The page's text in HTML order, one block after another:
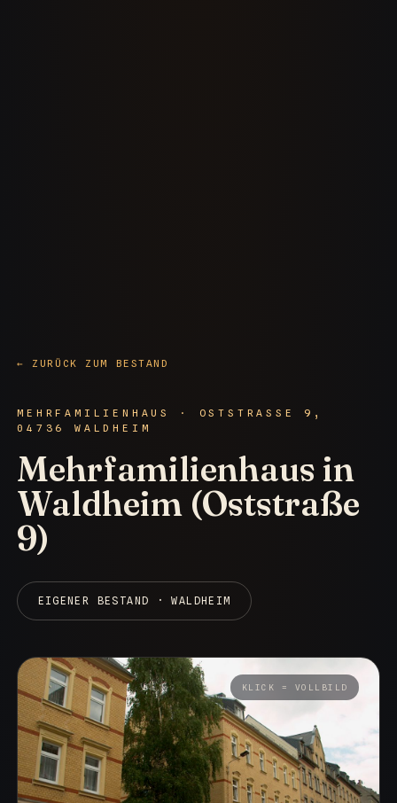
← ZURÜCK ZUM BESTAND
MEHRFAMILIENHAUS · OSTSTRASSE 9, 0
4736 WALDHEIM
Mehrfamilienhaus in
Waldheim (Oststraße
9)
EIGENER BESTAND · WALDHEIM
KLICK = VOLLBILD